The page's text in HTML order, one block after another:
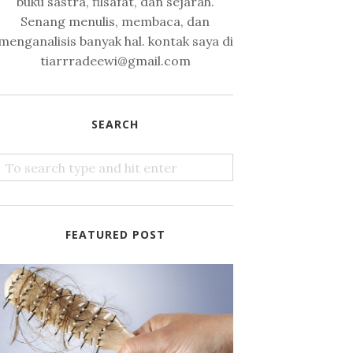
Senang menulis, membaca, dan
banyak hal. kontak saya di
tiarrradeewi@gmail.com
SEARCH
FEATURED POST